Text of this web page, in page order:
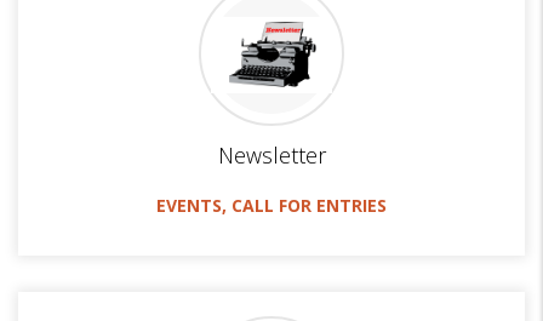
Newsletter
EVENTS, CALL FOR ENTRIES